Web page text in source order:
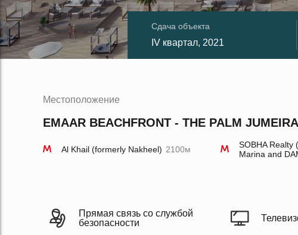
Сдача объекта
IV квартал, 2021
Местоположение
EMAAR BEACHFRONT - THE PALM
Al Khail (formerly Nakheel) 2100м
SOBHA Realty
Marina and
Прямая связь со службой
безопасности